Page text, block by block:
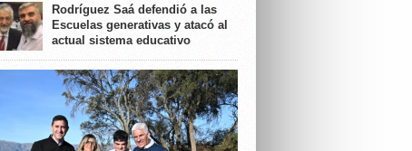
Rodríguez Saá defendió a las
Escuelas generativas y atacó al
actual sistema educativo